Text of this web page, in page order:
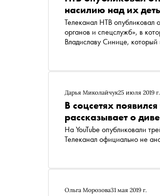
насилию над их
Телеканал НТВ опубликовал
органов и спецслужб», в
Владиславу Синице,
Дарья Миколайчук25 июля 2019 г.
В соцсетях
рассказывает о
На YouTube опубликовали
Телеканал официально не
Ольга Морозова31 мая 2019 г.